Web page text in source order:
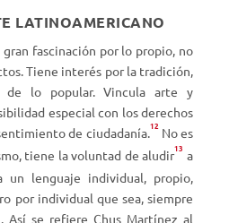
LATINOAMERICANO
fascinación por lo propio, no
Tiene interés por la tradición,
lo popular. Vincula arte y
especial con los derechos
de ciudadanía. 12No es
tiene la voluntad de aludir13 a
lenguaje individual, propio,
por individual que sea, siempre
Así se refiere Chus Martínez al